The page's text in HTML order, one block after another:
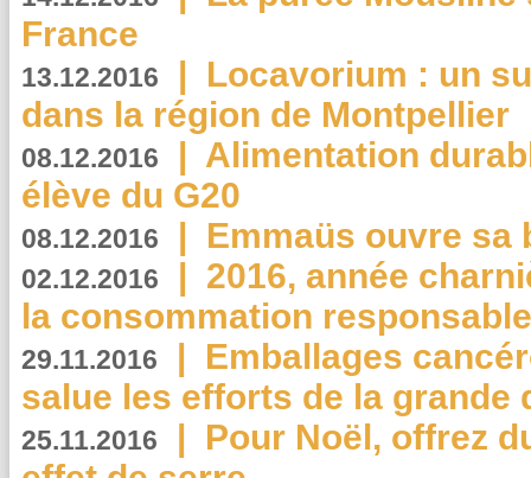
France
13.12.2016 | Locavorium : un
dans la région de Montpellier
08.12.2016 | Alimentation
élève du G20
08.12.2016 | Emmaüs ouvre sa
02.12.2016 | 2016, année
la consommation
29.11.2016 | Emballages
salue les efforts de la grande
25.11.2016 | Pour Noël, offrez